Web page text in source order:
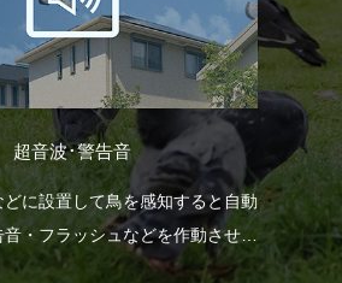
超音波･警告音
に設置して鳥を感知すると自動
・フラッシュなどを作動させて
という装置です。